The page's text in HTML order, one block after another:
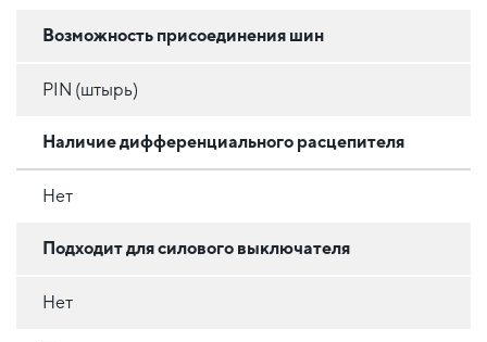
Возможность присоединения шин
PIN (штырь)
Наличие дифференциального расцепителя
Нет
Подходит для силового выключателя
Нет